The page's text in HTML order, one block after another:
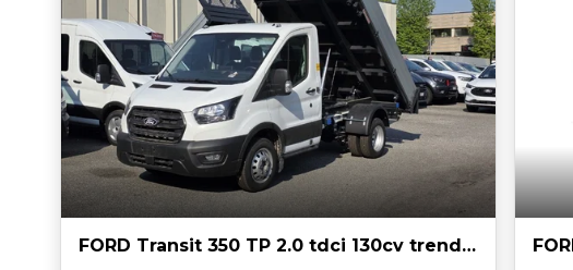
FORD Transit 350 TP 2.0 tdci 130cv trend L1 r.gem *IVA ESCLUSA*